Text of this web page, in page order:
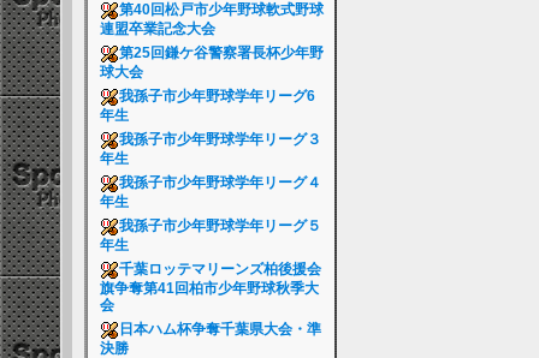
第40回松戸市少年野球軟式野球
連盟卒業記念大会
第25回鎌ケ谷警察署長杯少年野
球大会
我孫子市少年野球学年リーグ6
年生
我孫子市少年野球学年リーグ３
年生
我孫子市少年野球学年リーグ４
年生
我孫子市少年野球学年リーグ５
年生
千葉ロッテマリーンズ柏後援会
旗争奪第41回柏市少年野球秋季大
会
日本ハム杯争奪千葉県大会・準
決勝